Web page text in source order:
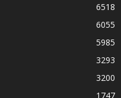
6518
6055
5985
3293
3200
1747